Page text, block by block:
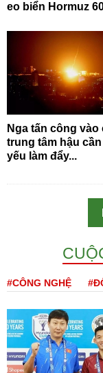
eo biển Hormuz
Nga tấn công vào
trung tâm hậu
yếu làm đẩy...
#CÔNG NGHỆ